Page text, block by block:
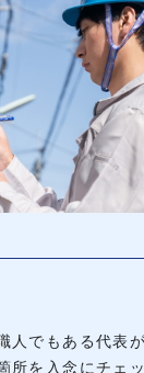
人でもある代表
所を入念にチェ